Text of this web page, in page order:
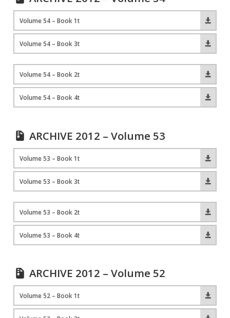
Volume 54 – Book 1t
Volume 54 – Book 3t
Volume 54 – Book 2t
Volume 54 – Book 4t
ARCHIVE 2012 – Volume 53
Volume 53 – Book 1t
Volume 53 – Book 3t
Volume 53 – Book 2t
Volume 53 – Book 4t
ARCHIVE 2012 – Volume 52
Volume 52 – Book 1t